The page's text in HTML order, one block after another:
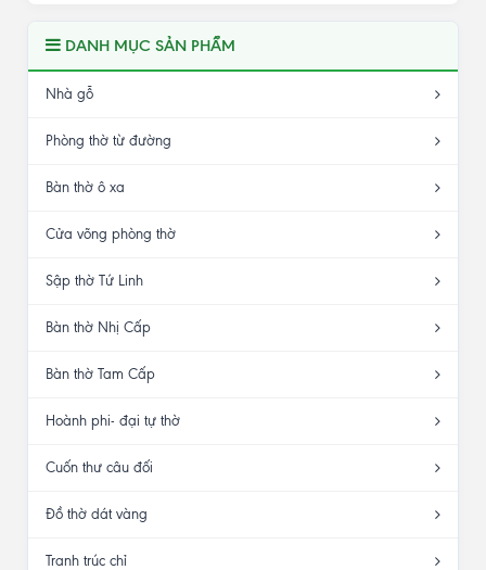
DANH MỤC SẢN PHẨM
Nhà gỗ
Phòng thờ từ đường
Bàn thờ ô xa
Cửa võng phòng thờ
Sập thờ Tứ Linh
Bàn thờ Nhị Cấp
Bàn thờ Tam Cấp
Hoành phi- đại tự thờ
Cuốn thư câu đối
Đồ thờ dát vàng
Tranh trúc chỉ